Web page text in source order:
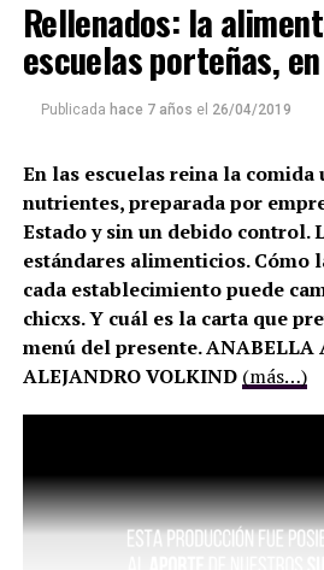
Rellenados: la
escuelas porteñas,
Publicada hace 7 años el 26/04/2019
En las escuelas reina la
nutrientes, preparada por
Estado y sin un debido control.
estándares alimenticios. Cómo
cada establecimiento puede
chicxs. Y cuál es la carta que
menú del presente. ANABELLA
ALEJANDRO VOLKIND (más…)